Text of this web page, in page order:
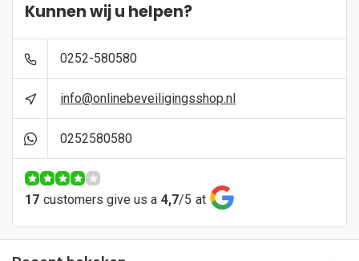
Kunnen wij u helpen?
0252-580580
info@onlinebeveiligingsshop.nl
0252580580
17 customers give us a 4,7/5 at